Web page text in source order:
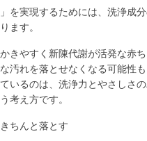
」を実現するためには、洗浄成
ます。
きやすく新陳代謝が活発な赤
汚れを落とせなくなる可能性も
いるのは、洗浄力とやさしさ
考え方です。
ちんと落とす